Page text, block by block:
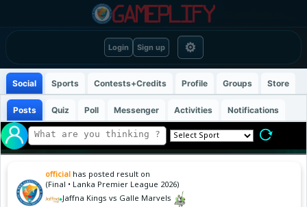
Login Sign up ⚙
Social Sports Contests+Credits Profile Groups Store
Posts Quiz Poll Messenger Activities Notifications
official has posted result on
(Final • Lanka Premier League 2026)
Jaffna Kings vs Galle Marvels